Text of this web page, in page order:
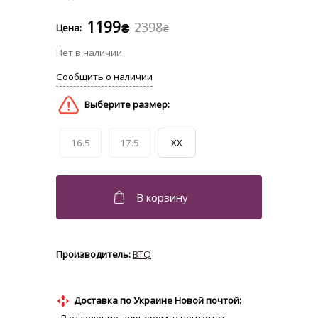
2398₴
1199₴
16.5 17.5 XX
BTQ
Доставка по Украине Новой почтой: